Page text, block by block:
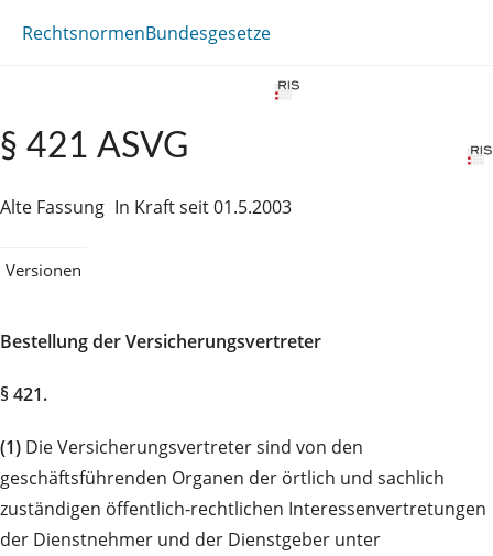
RechtsnormenBundesgesetze
§ 421 ASVG
Alte Fassung In Kraft seit 01.5.2003
Versionen
Bestellung der Versicherungsvertreter
§ 421.
(1) Die Versicherungsvertreter sind von den
geschäftsführenden Organen der örtlich und sachlich
zuständigen öffentlich-rechtlichen Interessenvertretungen
der Dienstnehmer und der Dienstgeber unter